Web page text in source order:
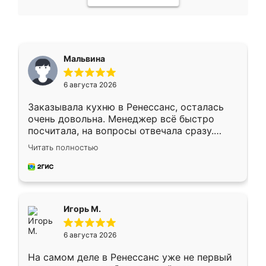
Мальвина
6 августа 2026
Заказывала кухню в Ренессанс, осталась
очень довольна. Менеджер всё быстро
посчитала, на вопросы отвечала сразу.
Замерщик приехал в субботу, подошёл к
делу со всей ответственностью. Собрали
за день, ребята работали аккуратно, даже
Читать полностью
Игорь М.
6 августа 2026
На самом деле в Ренессанс уже не первый